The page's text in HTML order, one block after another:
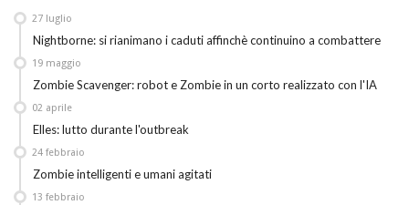
Nightborne: si rianimano i caduti affinchè continuino a combattere
27 luglio
Zombie Scavenger: robot e Zombie in un corto realizzato con l'IA
19 maggio
Elles: lutto durante l'outbreak
02 aprile
Zombie intelligenti e umani agitati
24 febbraio
13 febbraio